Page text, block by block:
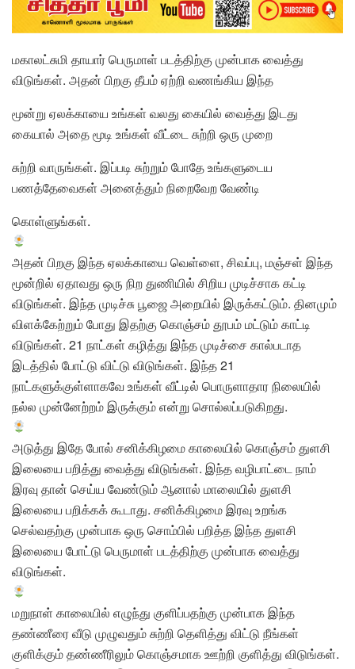
மகாலட்சுமி தாயார் பெருமாள் படத்திற்கு முன்பாக வைத்து
விடுங்கள். அதன் பிறகு தீபம் ஏற்றி வணங்கிய இந்த
மூன்று ஏலக்காயை உங்கள் வலது கையில் வைத்து இடது
கையால் அதை மூடி உங்கள் வீட்டை சுற்றி ஒரு முறை
சுற்றி வாருங்கள். இப்படி சுற்றும் போதே உங்களுடைய
பணத்தேவைகள் அனைத்தும் நிறைவேற வேண்டி
கொள்ளுங்கள்.
அதன் பிறகு இந்த ஏலக்காயை வெள்ளை, சிவப்பு, மஞ்சள் இந்த
மூன்றில் ஏதாவது ஒரு நிற துணியில் சிறிய முடிச்சாக கட்டி
விடுங்கள். இந்த முடிச்சு பூஜை அறையில் இருக்கட்டும். தினமும்
விளக்கேற்றும் போது இதற்கு கொஞ்சம் தூபம் மட்டும் காட்டி
விடுங்கள். 21 நாட்கள் கழித்து இந்த முடிச்சை கால்படாத
இடத்தில் போட்டு விட்டு விடுங்கள். இந்த 21
நாட்களுக்குள்ளாகவே உங்கள் வீட்டில் பொருளாதார நிலையில்
நல்ல முன்னேற்றம் இருக்கும் என்று சொல்லப்படுகிறது.
அடுத்து இதே போல் சனிக்கிழமை காலையில் கொஞ்சம் துளசி
இலையை பறித்து வைத்து விடுங்கள். இந்த வழிபாட்டை நாம்
இரவு தான் செய்ய வேண்டும் ஆனால் மாலையில் துளசி
இலையை பறிக்கக் கூடாது. சனிக்கிழமை இரவு உறங்க
செல்வதற்கு முன்பாக ஒரு சொம்பில் பறித்த இந்த துளசி
இலையை போட்டு பெருமாள் படத்திற்கு முன்பாக வைத்து
விடுங்கள்.
மறுநாள் காலையில் எழுந்து குளிப்பதற்கு முன்பாக இந்த
தண்ணீரை வீடு முழுவதும் சுற்றி தெளித்து விட்டு நீங்கள்
குளிக்கும் தண்ணீரிலும் கொஞ்சமாக ஊற்றி குளித்து விடுங்கள்.